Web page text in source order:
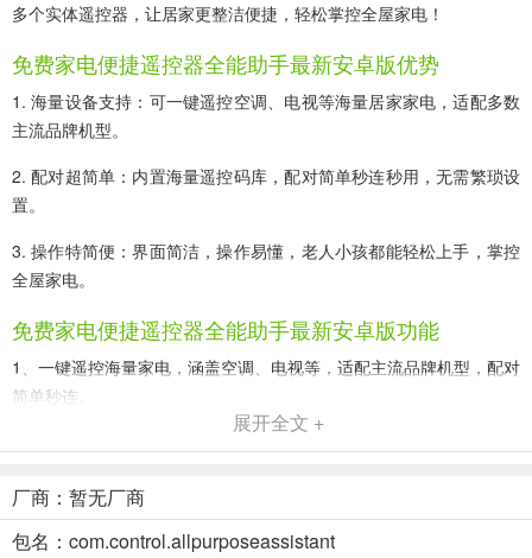
多个实体遥控器，让居家更整洁便捷，轻松掌控全屋家电！
免费家电便捷遥控器全能助手最新安卓版优势
1. 海量设备支持：可一键遥控空调、电视等海量居家家电，适配多数
主流品牌机型。
2. 配对超简单：内置海量遥控码库，配对简单秒连秒用，无需繁琐设
置。
3. 操作特简便：界面简洁，操作易懂，老人小孩都能轻松上手，掌控
全屋家电。
免费家电便捷遥控器全能助手最新安卓版功能
1、一键遥控海量家电，涵盖空调、电视等，适配主流品牌机型，配对
简单秒连。
3、支持设备开关、温度调节、频道切换、风速调节、模式设置等常用
功能。
展开全文 +
厂商：暂无厂商
包名：com.control.allpurposeassistant